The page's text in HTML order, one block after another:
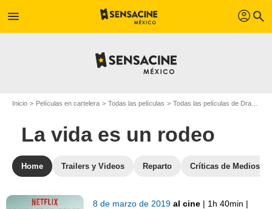
menu profil search
Inicio Películas en cartelera Todas las películas Todas las películas de Drama
La vida es un rodeo
Home Trailers y Videos Reparto Críticas de Medios
8 de marzo de 2019al cine | 1h 40min |